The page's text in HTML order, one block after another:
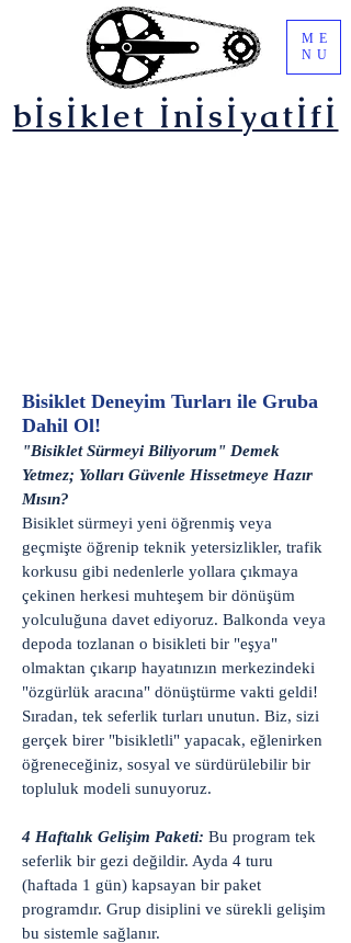
bİsİklet İnİsİyatİfİ
ME
NU
Bisiklet Deneyim Turları ile Gruba
Dahil Ol!
"Bisiklet Sürmeyi Biliyorum" Demek
Yetmez; Yolları Güvenle Hissetmeye Hazır
Mısın?
Bisiklet sürmeyi yeni öğrenmiş veya
geçmişte öğrenip teknik yetersizlikler, trafik
korkusu gibi nedenlerle yollara çıkmaya
çekinen herkesi muhteşem bir dönüşüm
yolculuğuna davet ediyoruz. Balkonda veya
depoda tozlanan o bisikleti bir "eşya"
olmaktan çıkarıp hayatınızın merkezindeki
"özgürlük aracına" dönüştürme vakti geldi!
Sıradan, tek seferlik turları unutun. Biz, sizi
gerçek birer "bisikletli" yapacak, eğlenirken
öğreneceğiniz, sosyal ve sürdürülebilir bir
topluluk modeli sunuyoruz.
4 Haftalık Gelişim Paketi: Bu program tek
seferlik bir gezi değildir. Ayda 4 turu
(haftada 1 gün) kapsayan bir paket
programdır. Grup disiplini ve sürekli gelişim
bu sistemle sağlanır.